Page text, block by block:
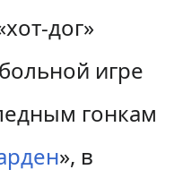
дог»
игре
гонкам
», в